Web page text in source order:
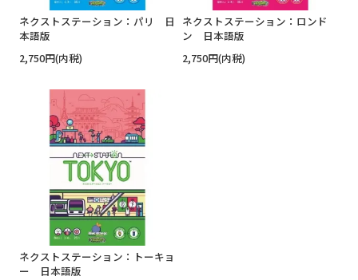
ネクストステーション：パリ 日
本語版
2,750円(内税)
ネクストステーション：ロンド
ン 日本語版
2,750円(内税)
ネクストステーション：トーキョ
ー 日本語版